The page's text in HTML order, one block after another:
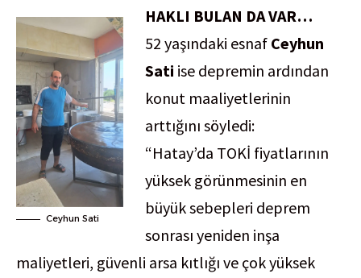
Ceyhun Sati
HAKLI BULAN DA VAR…
52 yaşındaki esnaf Ceyhun
Sati ise depremin ardından
konut maaliyetlerinin
arttığını söyledi:
“Hatay’da TOKİ fiyatlarının
yüksek görünmesinin en
büyük sebepleri deprem
sonrası yeniden inşa
maliyetleri, güvenli arsa kıtlığı ve çok yüksek